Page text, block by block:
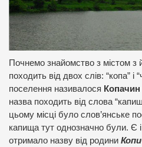
Почнемо знайомство з містом з
походить від двох слів: “копа” і
поселення називалося Копачин
назва походить від слова
цьому місці було слов’янське
капища тут однозначно були. Є
отримало назву від родини